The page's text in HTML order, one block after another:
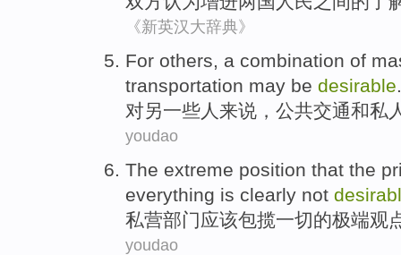
《新英汉大辞典》
For others, a combination of
transportation may be desirable.
对另一些人来说 ， 公共交通和私
youdao
The extreme position that the
everything is clearly not
私营部门应该包揽一切的极端观
youdao